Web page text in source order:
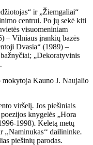
ir „Žiemgaliai“
centrui. Po jų sekė kiti
visuomeniniam
– Vilniaus įrankių bazės
Dvasia“ (1989) –
„Dekoratyvinis
mokytoja Kauno J. Naujalio
viršelį. Jos piešiniais
knygelės „Hora
1998). Keletą metų
,,Naminukas‘‘ dailininke.
piešinių parodas.